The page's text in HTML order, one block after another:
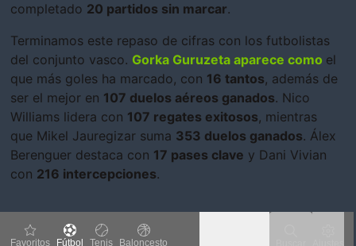
completado 20 partidos sin marcar.
Terminamos este repaso de cifras con los futbolistas
del conjunto vasco. Gorka Guruzeta aparece como el
que más goles ha marcado, con 16 tantos, además de
ser el mejor en 107 duelos aéreos ganados. Nico
Williams lidera con 107 regates exitosos, mientras
que Mikel Jauregizar suma 353 duelos ganados. Álex
Berenguer destaca con 17 pases clave y Dani Vivian
con 216 intercepciones.